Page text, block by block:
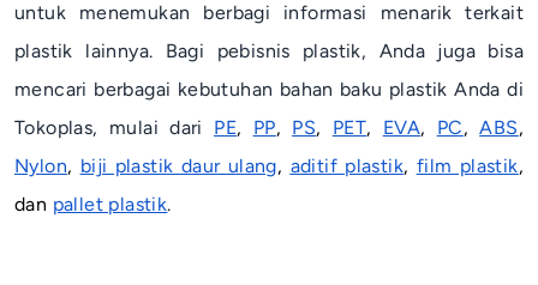
untuk menemukan berbagi informasi menarik terkait
plastik lainnya. Bagi pebisnis plastik, Anda juga bisa
mencari berbagai kebutuhan bahan baku plastik Anda di
Tokoplas, mulai dari PE, PP, PS, PET, EVA, PC,ABS,
Nylon, biji plastik daur ulang, aditif plastik, film plastik,
dan pallet plastik.